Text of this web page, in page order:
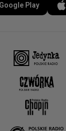
Google Play